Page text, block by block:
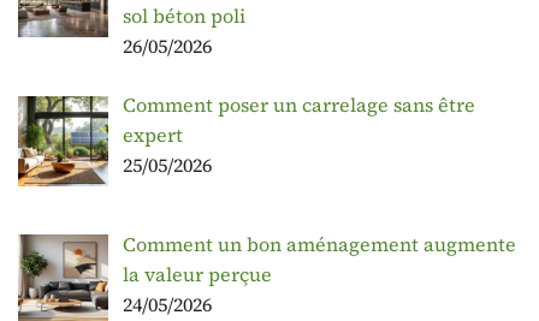
sol béton poli
26/05/2026
Comment poser un carrelage sans être
expert
25/05/2026
Comment un bon aménagement augmente
la valeur perçue
24/05/2026